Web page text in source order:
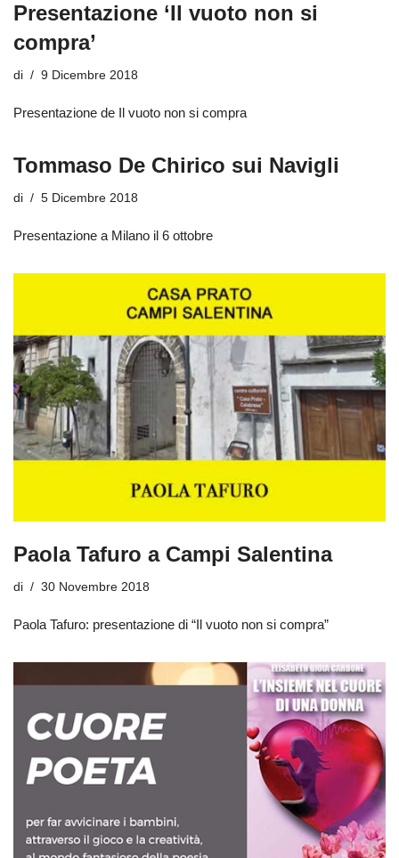
Presentazione ‘Il vuoto non si
compra’
di 9 Dicembre 2018
Presentazione de Il vuoto non si compra
Tommaso De Chirico sui Navigli
di 5 Dicembre 2018
Presentazione a Milano il 6 ottobre
Paola Tafuro a Campi Salentina
di 30 Novembre 2018
Paola Tafuro: presentazione di “Il vuoto non si compra”